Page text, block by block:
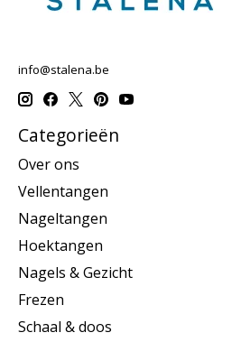
info@stalena.be
Categorieën
Over ons
Vellentangen
Nageltangen
Hoektangen
Nagels & Gezicht
Frezen
Schaal & doos